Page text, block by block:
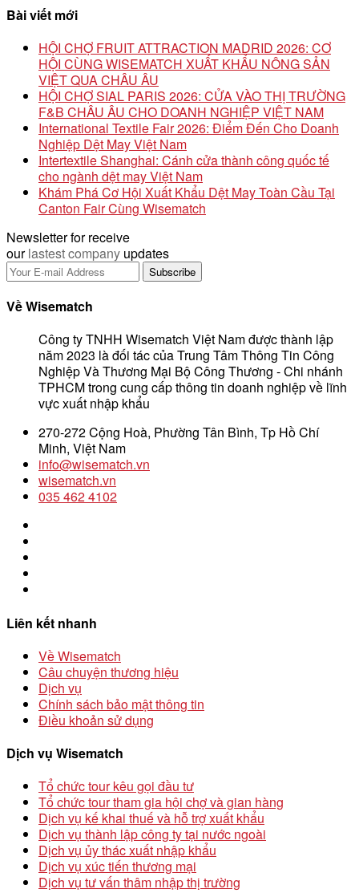
Bài viết mới
HỘI CHỢ FRUIT ATTRACTION MADRID 2026: CƠ
HỘI CÙNG WISEMATCH XUẤT KHẨU NÔNG SẢN
VIỆT QUA CHÂU ÂU
HỘI CHỢ SIAL PARIS 2026: CỬA VÀO THỊ TRƯỜNG
F&B CHÂU ÂU CHO DOANH NGHIỆP VIỆT NAM
International Textile Fair 2026: Điểm Đến Cho Doanh
Nghiệp Dệt May Việt Nam
Intertextile Shanghai: Cánh cửa thành công quốc tế
cho ngành dệt may Việt Nam
Khám Phá Cơ Hội Xuất Khẩu Dệt May Toàn Cầu Tại
Canton Fair Cùng Wisematch
Newsletter for receive
ourlastest company updates
Về Wisematch
Công ty TNHH Wisematch Việt Nam được thành lập
năm 2023 là đối tác của Trung Tâm Thông Tin Công
Nghiệp Và Thương Mại Bộ Công Thương - Chi nhánh
TPHCM trong cung cấp thông tin doanh nghiệp về lĩnh
vực xuất nhập khẩu
270-272 Cộng Hoà, Phường Tân Bình, Tp Hồ Chí
Minh, Việt Nam
info@wisematch.vn
wisematch.vn
035 462 4102
Liên kết nhanh
Về Wisematch
Câu chuyện thương hiệu
Dịch vụ
Chính sách bảo mật thông tin
Điều khoản sử dụng
Dịch vụ Wisematch
Tổ chức tour kêu gọi đầu tư
Tổ chức tour tham gia hội chợ và gian hàng
Dịch vụ kế khai thuế và hỗ trợ xuất khẩu
Dịch vụ thành lập công ty tại nước ngoài
Dịch vụ ủy thác xuất nhập khẩu
Dịch vụ xúc tiến thương mại
Dịch vụ tư vấn thâm nhập thị trường